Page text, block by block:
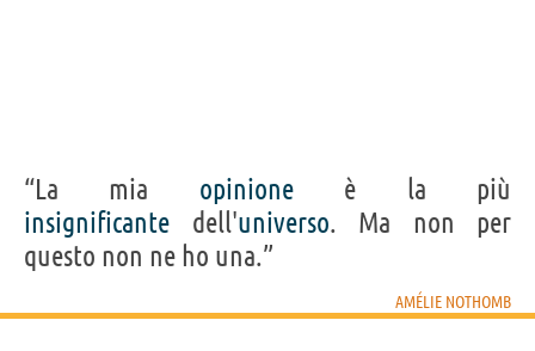
“La mia opinioneè la più
insignificante dell'universo. Ma non per
questo non ne ho una.”
AMÉLIE NOTHOMB